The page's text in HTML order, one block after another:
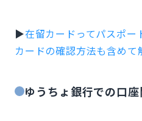
▶在留カードってパスポー
カードの確認方法も含めて
ゆうちょ銀行での口